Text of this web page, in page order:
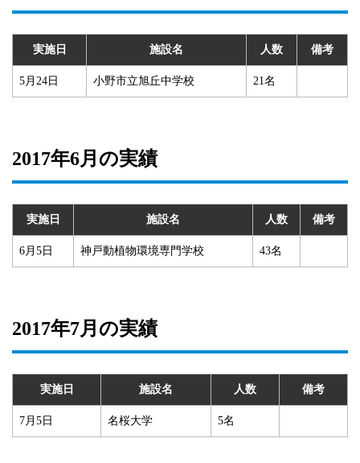
実施日 施設名 人数 備考
5月24日 小野市立旭丘中学校 21名
2017年6月の実績
実施日 施設名 人数 備考
6月5日 神戸動植物環境専門学校 43名
2017年7月の実績
実施日 施設名 人数 備考
7月5日 名桜大学 5名